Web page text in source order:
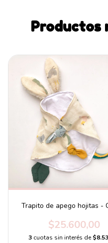
Productos
Trapito de apego hojitas -
$25.600,00
3 cuotas sin interés de